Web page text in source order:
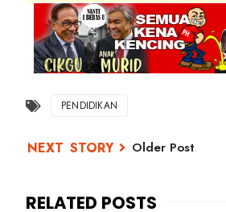
PENDIDIKAN
Older Post